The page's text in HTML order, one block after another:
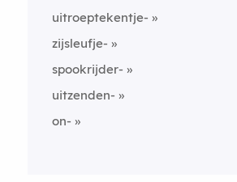
uitroeptekentje-
zijsleufje-
spookrijder-
uitzenden-
on-